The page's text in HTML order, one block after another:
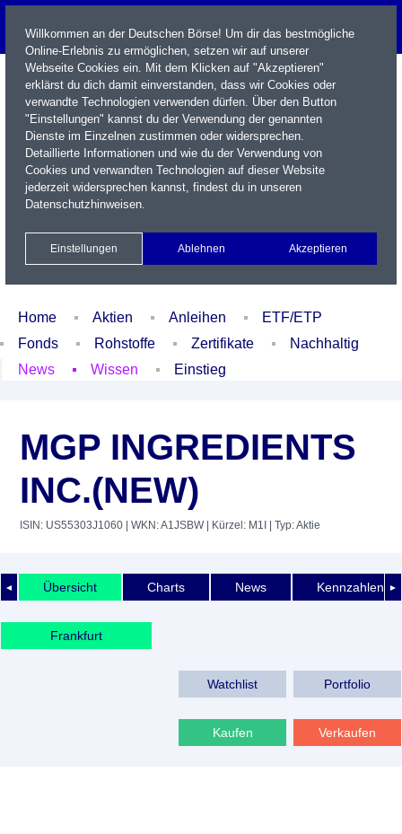
Name / WKN / ISIN / Kürzel
Xetra Realtime
Watchlist Portfolio Login
Home Aktien Anleihen
ETF/ETP
Fonds
Rohstoffe Zertifikate
Nachhaltig
News
Wissen Einstieg
MGP INGREDIENTS
INC.(NEW)
ISIN: US55303J1060 | WKN: A1JSBW| Kürzel: M1I | Typ: Aktie
◄ ►
Übersicht Charts News Kennzahlen
Frankfurt
Watchlist Portfolio
Kaufen Verkaufen
Willkommen an der Deutschen Börse! Um dir das bestmögliche
Online-Erlebnis zu ermöglichen, setzen wir auf unserer
Webseite Cookies ein. Mit dem Klicken auf "Akzeptieren"
erklärst du dich damit einverstanden, dass wir Cookies oder
verwandte Technologien verwenden dürfen. Über den Button
"Einstellungen" kannst du der Verwendung der genannten
Dienste im Einzelnen zustimmen oder widersprechen.
Detaillierte Informationen und wie du der Verwendung von
Cookies und verwandten Technologien auf dieser Website
jederzeit widersprechen kannst, findest du in unseren
Datenschutzhinweisen.
Einstellungen Ablehnen Akzeptieren